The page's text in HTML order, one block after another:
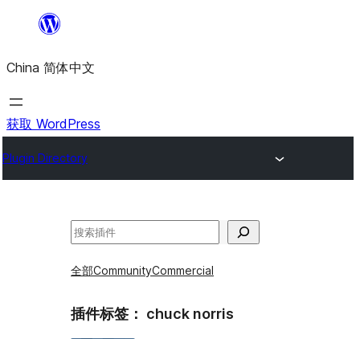
内
容
China 简体中文
获取 WordPress
Plugin Directory
搜
全部CommunityCommercial
插件标签： chuck norris